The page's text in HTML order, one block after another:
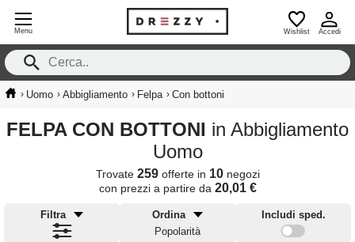
Menu Wishlist Accedi
› Uomo › Abbigliamento › Felpa › Con bottoni
FELPA CON BOTTONI in Abbigliamento
Uomo
Trovate 259offerte in 10negozi
con prezzi a partire da 20,01 €
Filtra
Ordina
Popolarità
Includi sped.